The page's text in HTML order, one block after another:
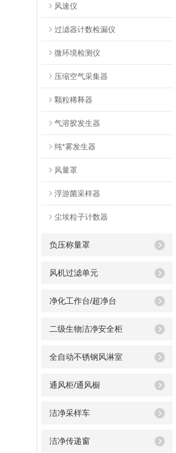
风速仪
过滤器计数检漏仪
微环境检测仪
压缩空气采集器
颗粒稀释器
气溶胶发生器
纯*雾发生器
风量罩
浮游菌采样器
尘埃粒子计数器
负压称量罩
风机过滤单元
净化工作台/超净台
二级生物洁净安全柜
全自动不锈钢风淋室
通风柜/通风橱
洁净采样车
洁净传递窗